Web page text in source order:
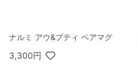
ナルミ アウ&プティ ペアマグ
3,300円